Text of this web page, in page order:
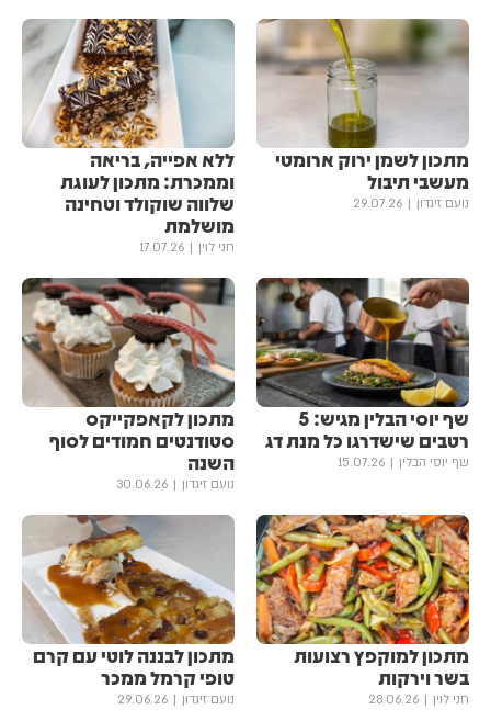
מתכון לשמן ירוק ארומטי
מעשבי תיבול
נועם זיגדון 29.07.26
ללא אפייה, בריאה
וממכרת: מתכון לעוגת
שלווה שוקולד וטחינה
מושלמת
חני לוין 17.07.26
שף יוסי הבלין מגיש: 5
רטבים שישדרגו כל מנת דג
שף יוסי הבלין 15.07.26
מתכון לקאפקייקס
סטודנטים חמודים לסוף
השנה
נועם זיגדון 30.06.26
מתכון למוקפץ רצועות
בשר וירקות
חני לוין 28.06.26
מתכון לבננה לוטי עם קרם
טופי קרמל ממכר
נועם זיגדון 29.06.26